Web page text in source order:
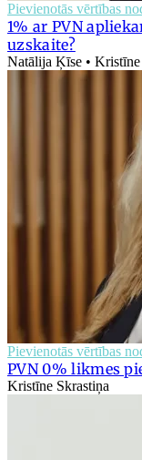
Pievienotās vērtības
1% ar PVN
uzskaite?
Natālija Ķīse •
Pievienotās vērtības
PVN 0% likmes
Kristīne Skrastiņa